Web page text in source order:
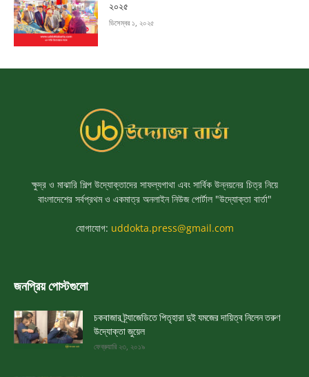
২০২৫
ডিসেম্বর ১, ২০২৫
ক্ষুদ্র ও মাঝারি শিল্প উদ্যোক্তাদের সাফল্যগাথা এবং সার্বিক উন্নয়নের চিত্র নিয়ে
বাংলাদেশের সর্বপ্রথম ও একমাত্র অনলাইন নিউজ পোর্টাল "উদ্যোক্তা বার্তা"
যোগাযোগ: uddokta.press@gmail.com
জনপ্রিয় পোস্টগুলো
চকবাজার ট্র্যাজেডিতে পিতৃহারা দুই যমজের দায়িত্ব নিলেন তরুণ
উদ্যোক্তা জুয়েল
ফেব্রুয়ারি ২৩, ২০১৯